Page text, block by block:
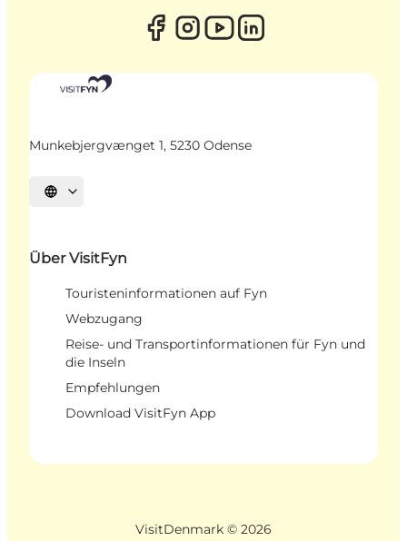
Munkebjergvænget 1, 5230 Odense
Sprache auswählen
Über VisitFyn
Touristeninformationen auf Fyn
Webzugang
Reise- und Transportinformationen für Fyn und
die Inseln
Empfehlungen
Download VisitFyn App
VisitDenmark © 2026